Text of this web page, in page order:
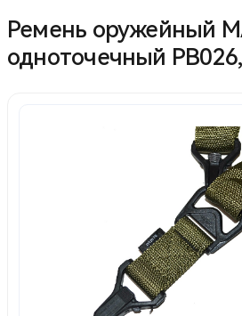
Ремень оружейный
одноточечный